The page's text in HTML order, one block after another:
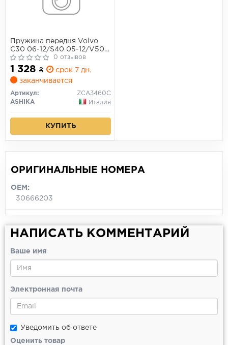
Пружина передня Volvo
C30 06-12/S40 05-12/V50
05-12
0 отзывов
1 328 ₴
срок 7 дн.
заканчивается
Артикул:
ZCA3460C
ASHIKA
Италия
КУПИТЬ
ОРИГИНАЛЬНЫЕ НОМЕРА
OEM:
30666203
НАПИСАТЬ КОММЕНТАРИЙ
Ваше имя
Электронная почта
Уведомить об ответе
Оценить товар